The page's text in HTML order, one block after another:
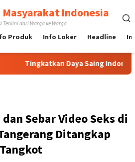
Indonesia
Terkini dari Warga ke Warga
Produk Info Loker Headline
Daya Saing Indonesia, BRIN
Sebar Video Seks di
Ditangkap